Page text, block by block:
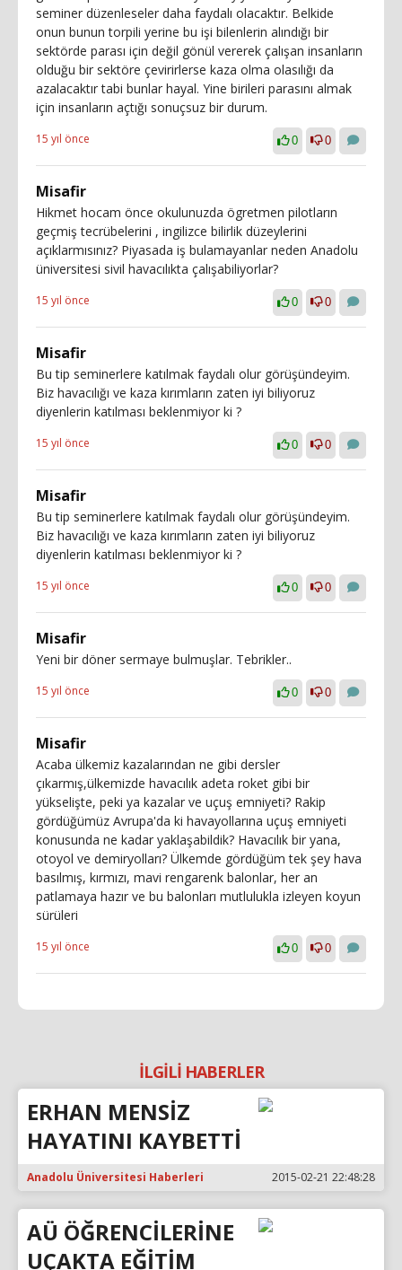
seminer düzenleseler daha faydalı olacaktır. Belkide
onun bunun torpili yerine bu işi bilenlerin alındığı bir
sektörde parası için değil gönül vererek çalışan insanların
olduğu bir sektöre çevirirlerse kaza olma olasılığı da
azalacaktır tabi bunlar hayal. Yine birileri parasını almak
için insanların açtığı sonuçsuz bir durum.
15 yıl önce 0 0
Misafir
Hikmet hocam önce okulunuzda ögretmen pilotların
geçmiş tecrübelerini , ingilizce bilirlik düzeylerini
açıklarmısınız? Piyasada iş bulamayanlar neden Anadolu
üniversitesi sivil havacılıkta çalışabiliyorlar?
15 yıl önce 0 0
Misafir
Bu tip seminerlere katılmak faydalı olur görüşündeyim.
Biz havacılığı ve kaza kırımların zaten iyi biliyoruz
diyenlerin katılması beklenmiyor ki ?
15 yıl önce 0 0
Misafir
Bu tip seminerlere katılmak faydalı olur görüşündeyim.
Biz havacılığı ve kaza kırımların zaten iyi biliyoruz
diyenlerin katılması beklenmiyor ki ?
15 yıl önce 0 0
Misafir
Yeni bir döner sermaye bulmuşlar. Tebrikler..
15 yıl önce 0 0
Misafir
Acaba ülkemiz kazalarından ne gibi dersler
çıkarmış,ülkemizde havacılık adeta roket gibi bir
yükselişte, peki ya kazalar ve uçuş emniyeti? Rakip
gördüğümüz Avrupa'da ki havayollarına uçuş emniyeti
konusunda ne kadar yaklaşabildik? Havacılık bir yana,
otoyol ve demiryolları? Ülkemde gördüğüm tek şey hava
basılmış, kırmızı, mavi rengarenk balonlar, her an
patlamaya hazır ve bu balonları mutlulukla izleyen koyun
sürüleri
15 yıl önce 0 0
İLGİLİ HABERLER
ERHAN MENSİZ
HAYATINI KAYBETTİ
Anadolu Üniversitesi Haberleri 2015-02-21 22:48:28
AÜ ÖĞRENCİLERİNE
UÇAKTA EĞİTİM